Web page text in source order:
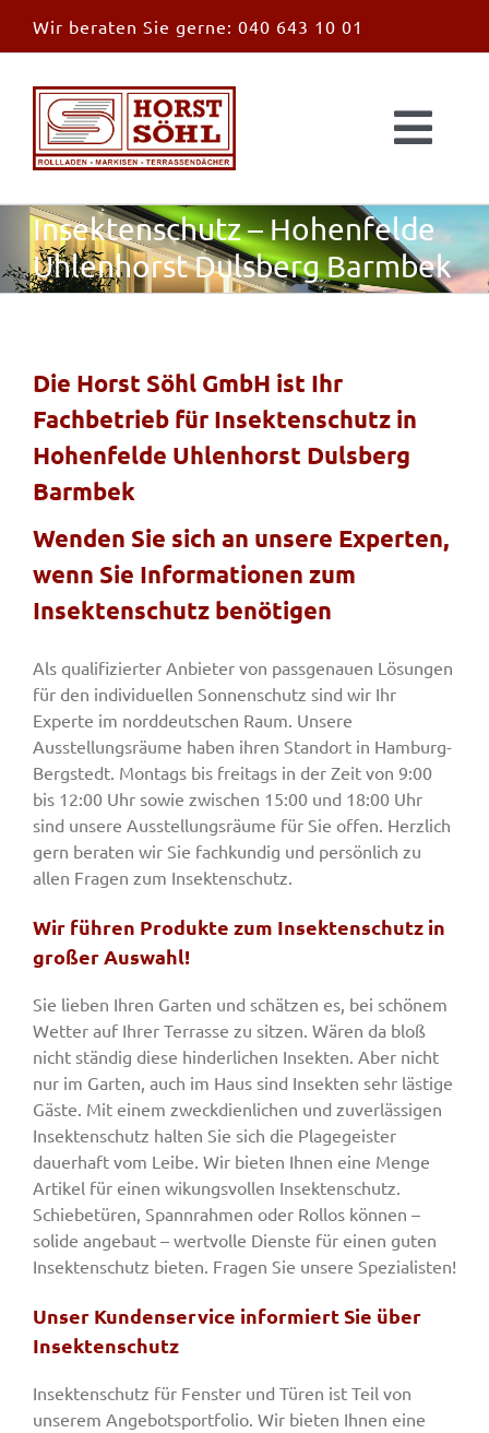
Inhalt
Wir beraten Sie gerne: 040 643 10 01
News
Überdachungen
Außen & Innen
Smart Home
Team
Jobs
Kontakt
Insektenschutz – Hohenfelde
Uhlenhorst Dulsberg Barmbek
Die Horst Söhl GmbH ist Ihr
Fachbetrieb für Insektenschutz in
Hohenfelde Uhlenhorst Dulsberg
Barmbek
Wenden Sie sich an unsere Experten,
wenn Sie Informationen zum
Insektenschutz benötigen
Als qualifizierter Anbieter von passgenauen Lösungen
für den individuellen Sonnenschutz sind wir Ihr
Experte im norddeutschen Raum. Unsere
Ausstellungsräume haben ihren Standort in Hamburg-
Bergstedt. Montags bis freitags in der Zeit von 9:00
bis 12:00 Uhr sowie zwischen 15:00 und 18:00 Uhr
sind unsere Ausstellungsräume für Sie offen. Herzlich
gern beraten wir Sie fachkundig und persönlich zu
allen Fragen zum Insektenschutz.
Wir führen Produkte zum Insektenschutz in
großer Auswahl!
Sie lieben Ihren Garten und schätzen es, bei schönem
Wetter auf Ihrer Terrasse zu sitzen. Wären da bloß
nicht ständig diese hinderlichen Insekten. Aber nicht
nur im Garten, auch im Haus sind Insekten sehr lästige
Gäste. Mit einem zweckdienlichen und zuverlässigen
Insektenschutz halten Sie sich die Plagegeister
dauerhaft vom Leibe. Wir bieten Ihnen eine Menge
Artikel für einen wikungsvollen Insektenschutz.
Schiebetüren, Spannrahmen oder Rollos können –
solide angebaut – wertvolle Dienste für einen guten
Insektenschutz bieten. Fragen Sie unsere Spezialisten!
Unser Kundenservice informiert Sie über
Insektenschutz
Insektenschutz für Fenster und Türen ist Teil von
unserem Angebotsportfolio. Wir bieten Ihnen eine